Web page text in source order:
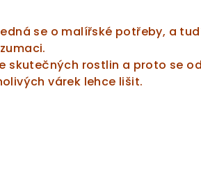
se o malířské potřeby, a
skutečných rostlin a proto se
várek lehce lišit.